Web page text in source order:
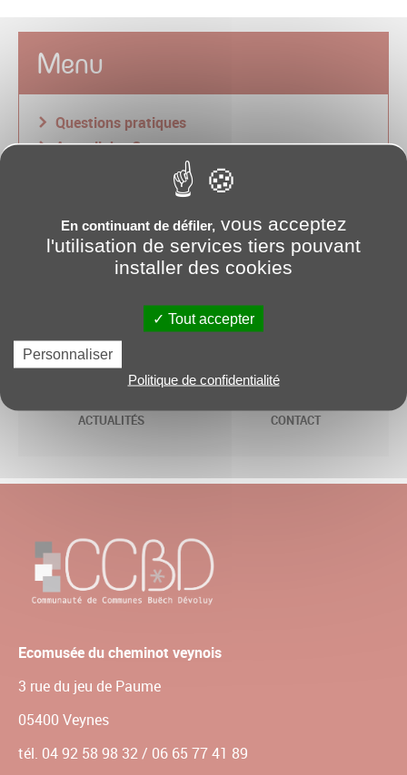
Menu
Questions pratiques
Accueil des Groupes
Médiations / Scolaires
Useful information (in english)
informazioni utili (in italiano)
Liens utiles
ACTUALITÉS CONTACT
Ecomusée du cheminot veynois
3 rue du jeu de Paume
05400 Veynes
tél. 04 92 58 98 32 / 06 65 77 41 89
En continuant de défiler, vous acceptez
l'utilisation de services tiers pouvant
installer des cookies
Tout accepter
Personnaliser
Politique de confidentialité